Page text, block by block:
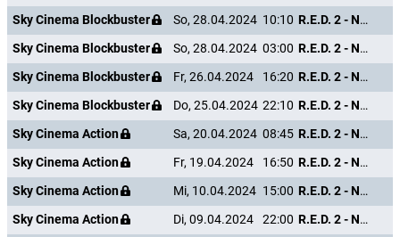
Sky Cinema Blockbuster
So, 28.04.2024 10:10
R.E.D. 2 - Noch Älter. Härter. Besser.
Sky Cinema Blockbuster
So, 28.04.2024 03:00
R.E.D. 2 - Noch Älter. Härter. Besser.
Sky Cinema Blockbuster
Fr, 26.04.2024 16:20
R.E.D. 2 - Noch Älter. Härter. Besser.
Sky Cinema Blockbuster
Do, 25.04.2024 22:10
R.E.D. 2 - Noch Älter. Härter. Besser.
Sky Cinema Action
Sa, 20.04.2024 08:45
R.E.D. 2 - Noch Älter. Härter. Besser.
Sky Cinema Action
Fr, 19.04.2024 16:50
R.E.D. 2 - Noch Älter. Härter. Besser.
Sky Cinema Action
Mi, 10.04.2024 15:00
R.E.D. 2 - Noch Älter. Härter. Besser.
Sky Cinema Action
Di, 09.04.2024 22:00
R.E.D. 2 - Noch Älter. Härter. Besser.